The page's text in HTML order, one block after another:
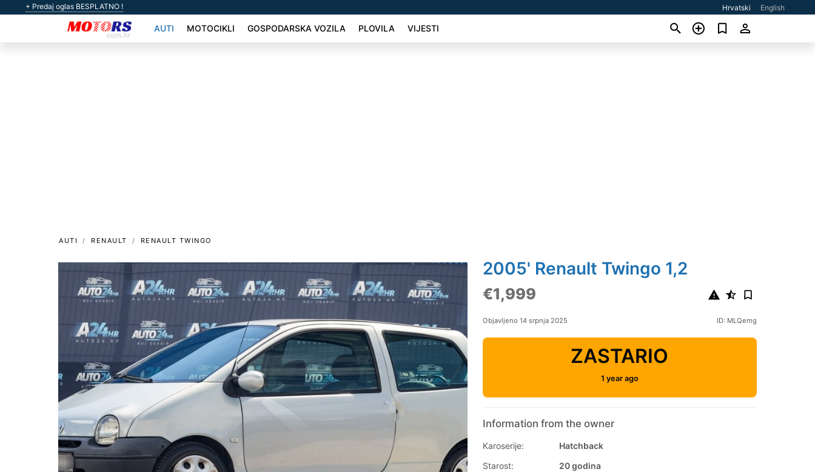
+ Predaj oglas BESPLATNO ! Hrvatski English
AUTI MOTOCIKLI GOSPODARSKA VOZILA PLOVILA VIJESTI
AUTI RENAULT RENAULT TWINGO
2005' Renault Twingo 1,2
€1,999
Objavljeno 14 srpnja 2025 ID: MLQemg
ZASTARIO
1 year ago
Information from the owner
Karoserije:
Hatchback
Starost:
20 godina